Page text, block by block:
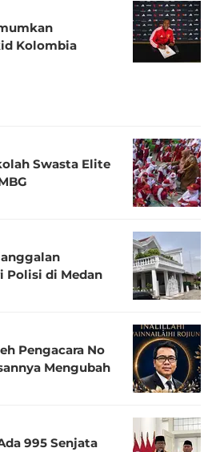
Kolombia
Swasta Elite
Polisi di Medan
Pengacara No
Mengubah